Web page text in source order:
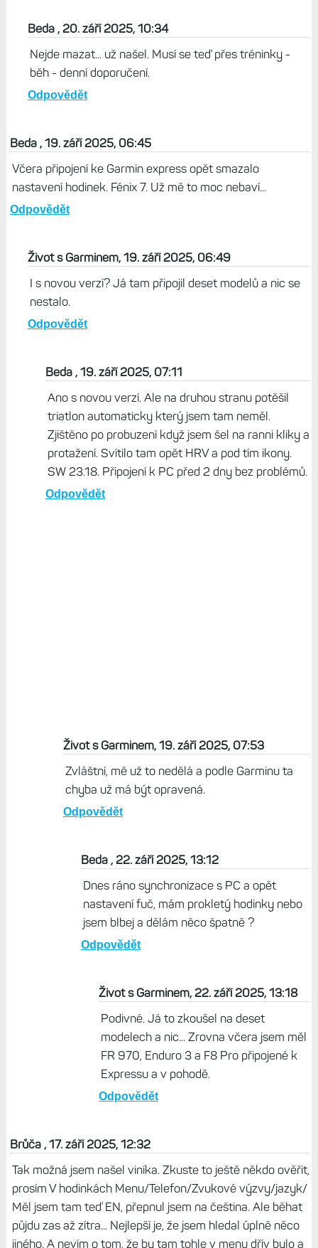
Beda , 20. září 2025, 10:34
Nejde mazat... už našel. Musí se teď přes tréninky -
běh - denní doporučení.
Odpovědět
Beda , 19. září 2025, 06:45
Včera připojení ke Garmin express opět smazalo
nastavení hodinek. Fénix 7. Už mě to moc nebaví...
Odpovědět
Život s Garminem, 19. září 2025, 06:49
I s novou verzí? Já tam připojil deset modelů a nic se
nestalo.
Odpovědět
Beda , 19. září 2025, 07:11
Ano s novou verzí. Ale na druhou stranu potěšil
triatlon automaticky který jsem tam neměl.
Zjištěno po probuzení když jsem šel na ranni kliky a
protažení. Svítilo tam opět HRV a pod tím ikony.
SW 23.18. Připojení k PC před 2 dny bez problémů.
Odpovědět
Život s Garminem, 19. září 2025, 07:53
Zvláštní, mě už to nedělá a podle Garminu ta
chyba už má být opravená.
Odpovědět
Beda , 22. září 2025, 13:12
Dnes ráno synchronizace s PC a opět
nastavení fuč, mám prokletý hodinky nebo
jsem blbej a dělám něco špatně ?
Odpovědět
Život s Garminem, 22. září 2025, 13:18
Podivné. Já to zkoušel na deset
modelech a nic... Zrovna včera jsem měl
FR 970, Enduro 3 a F8 Pro připojené k
Expressu a v pohodě.
Odpovědět
Brůča , 17. září 2025, 12:32
Tak možná jsem našel viníka. Zkuste to ještě někdo ověřit,
prosím V hodinkách Menu/Telefon/Zvukové výzvy/jazyk/
Měl jsem tam teď EN, přepnul jsem na čeština. Ale běhat
půjdu zas až zítra... Nejlepší je, že jsem hledal úplně něco
jiného. A nevím o tom, že by tam tohle v menu dřív bylo a